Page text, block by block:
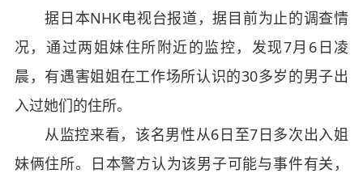
据日本NHK电视台报道，据目前为止的调查情
况，通过两姐妹住所附近的监控，发现7月6日凌
晨，有遇害姐姐在工作场所认识的30多岁的男子出
入过她们的住所。
从监控来看，该名男性从6日至7日多次出入姐
妹俩住所。日本警方认为该男子可能与事件有关，